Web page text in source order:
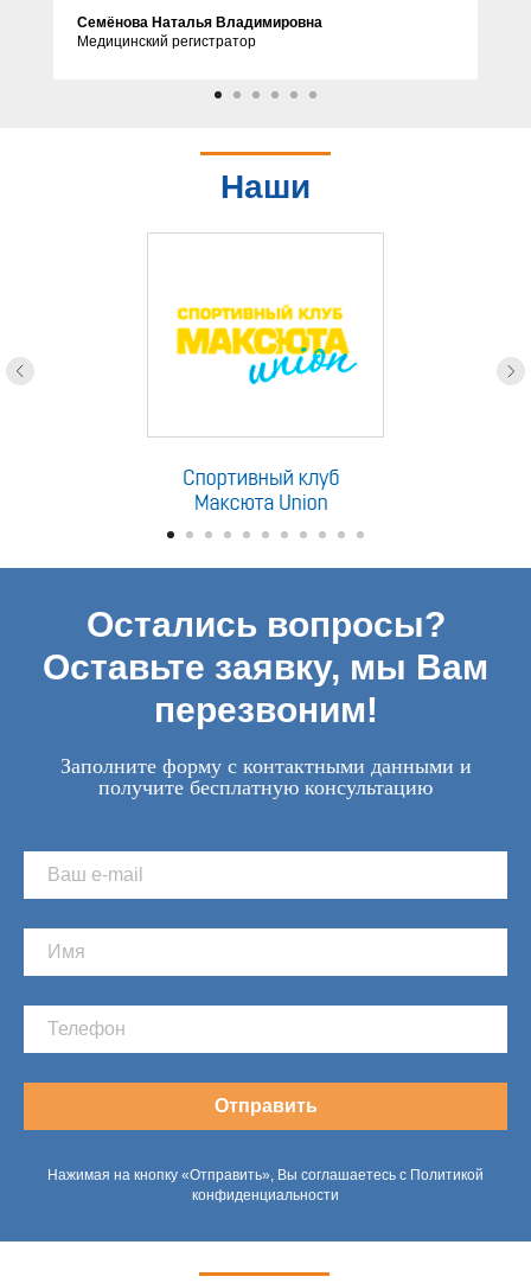
Семёнова Наталья Владимировна
Медицинский регистратор
Наши
Остались вопросы?
Оставьте заявку, мы Вам
перезвоним!
Заполните форму с контактными данными и
получите бесплатную консультацию
Отправить
Нажимая на кнопку «Отправить», Вы соглашаетесь с Политикой
конфиденциальности